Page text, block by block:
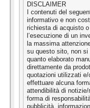
DISCLAIMER
I contenuti del
informativo e non
richiesta di acquisto
l’esecuzione di un
la massima
su questo sito, non si
quanto elaborato
direttamente da
quotazioni utilizzati
effettuare alcuna
attendibilità di
forma di
pubblicità,